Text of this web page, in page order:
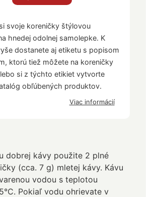
svoje koreničky štýlovou
hnedej odolnej samolepke. K
dostanete aj etiketu s popisom
ktorú tiež môžete na koreničky
si z týchto etikiet vytvorte
obľúbených produktov.
Viac informácií
dobrej kávy použite 2 plné
(cca. 7 g) mletej kávy. Kávu
vodou s teplotou
Pokiaľ vodu ohrievate v